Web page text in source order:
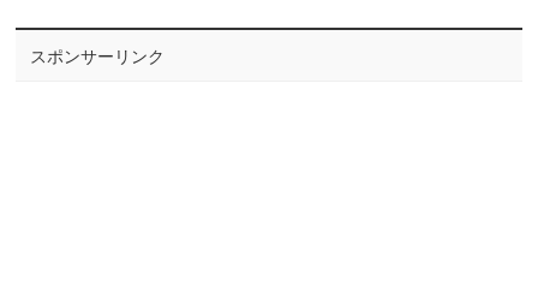
スポンサーリンク